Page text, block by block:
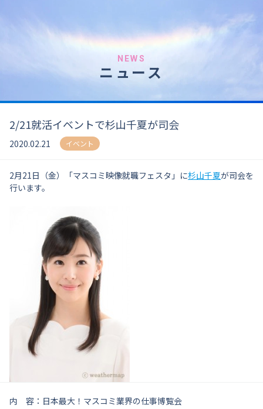
NEWS
ニュース
2/21就活イベントで杉山千夏が司会
2020.02.21 イベント
2月21日（金）「マスコミ映像就職フェスタ」に杉山千夏が司会を
行います。
内 容：日本最大！マスコミ業界の仕事博覧会